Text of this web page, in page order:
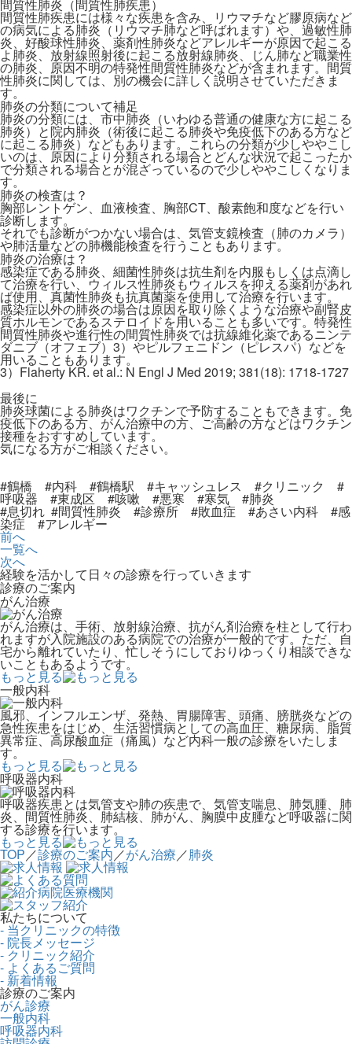
間質性肺炎（間質性肺疾患）
間質性肺疾患には様々な疾患を含み、リウマチなど膠原病など
の病気による肺炎（リウマチ肺など呼ばれます）や、過敏性肺
炎、好酸球性肺炎、薬剤性肺炎などアレルギーが原因で起こる
よ肺炎、放射線照射後に起こる放射線肺炎、じん肺など職業性
の肺炎、原因不明の特発性間質性肺炎などが含まれます。間質
性肺炎に関しては、別の機会に詳しく説明させていただきま
す。
肺炎の分類について補足
肺炎の分類には、市中肺炎（いわゆる普通の健康な方に起こる
肺炎）と院内肺炎（術後に起こる肺炎や免疫低下のある方など
に起こる肺炎）などもあります。これらの分類が少しややこし
いのは、原因により分類される場合とどんな状況で起こったか
で分類される場合とが混ざっているので少しややこしくなりま
す。
肺炎の検査は？
胸部レントゲン、血液検査、胸部CT、酸素飽和度などを行い
診断します。
それでも診断がつかない場合は、気管支鏡検査（肺のカメラ）
や肺活量などの肺機能検査を行うこともあります。
肺炎の治療は？
感染症である肺炎、細菌性肺炎は抗生剤を内服もしくは点滴し
て治療を行い、ウィルス性肺炎もウィルスを抑える薬剤があれ
ば使用、真菌性肺炎も抗真菌薬を使用して治療を行います。
感染症以外の肺炎の場合は原因を取り除くような治療や副腎皮
質ホルモンであるステロイドを用いることも多いです。特発性
間質性肺炎や進行性の間質性肺炎では抗線維化薬であるニンテ
ダニブ（オフェブ）3）やピルフェニドン（ピレスパ）などを
用いることもあります。
3）Flaherty KR. et al.: N Engl J Med 2019; 381(18): 1718-1727
最後に
肺炎球菌による肺炎はワクチンで予防することもできます。免
疫低下のある方、がん治療中の方、ご高齢の方などはワクチン
接種をおすすめしています。
気になる方がご相談ください。
#鶴橋 #内科 #鶴橋駅 #キャッシュレス #クリニック #
呼吸器 #東成区 #咳嗽 #悪寒 #寒気 #肺炎
#息切れ #間質性肺炎 #診療所 #敗血症 #あさい内科 #感
染症 #アレルギー
前へ
一覧へ
次へ
経験を活かして日々の診療を行っていきます
診療のご案内
がん治療
がん治療は、手術、放射線治療、抗がん剤治療を柱として行わ
れますが入院施設のある病院での治療が一般的です。ただ、自
宅から離れていたり、忙しそうにしておりゆっくり相談できな
いこともあるようです。
もっと見る
一般内科
風邪、インフルエンザ、発熱、胃腸障害、頭痛、膀胱炎などの
急性疾患をはじめ、生活習慣病としての高血圧、糖尿病、脂質
異常症、高尿酸血症（痛風）など内科一般の診療をいたしま
す。
もっと見る
呼吸器内科
呼吸器疾患とは気管支や肺の疾患で、気管支喘息、肺気腫、肺
炎、間質性肺炎、肺結核、肺がん、胸膜中皮腫など呼吸器に関
する診療を行います。
もっと見る
TOP／診療のご案内／がん治療／肺炎
私たちについて
- 当クリニックの特徴
- 院長メッセージ
- クリニック紹介
- よくあるご質問
- 新着情報
診療のご案内
がん診療
一般内科
呼吸器内科